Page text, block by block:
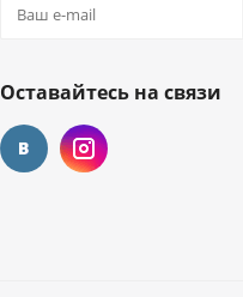
Оставайтесь на связи